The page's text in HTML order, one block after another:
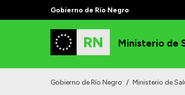
Gobierno de Río Negro
Ministerio de
Gobierno de Río Negro / Ministerio de